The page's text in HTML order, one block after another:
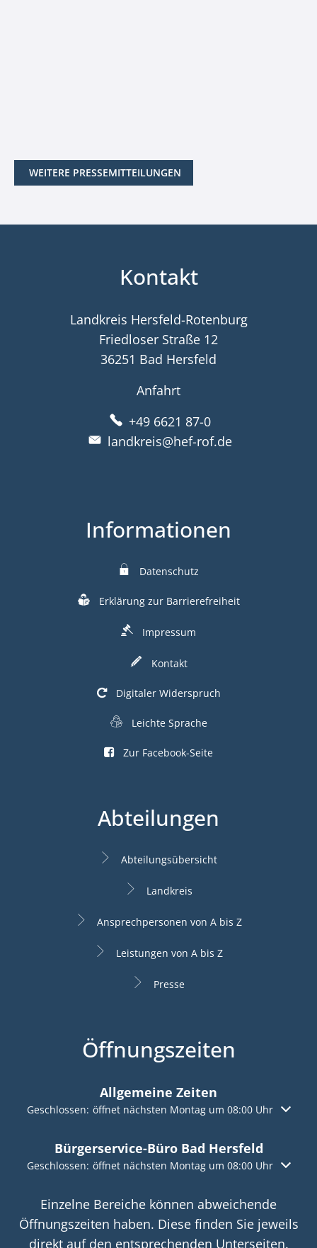
WEITERE PRESSEMITTEILUNGEN
Kontakt
Landkreis Hersfeld-Rotenburg
Friedloser Straße 12
36251 Bad Hersfeld
Anfahrt
+49 6621 87-0
landkreis@hef-rof.de
Informationen
Datenschutz
Erklärung zur Barrierefreiheit
Impressum
Kontakt
Digitaler Widerspruch
Leichte Sprache
Zur Facebook-Seite
Abteilungen
Abteilungsübersicht
Landkreis
Ansprechpersonen von A bis Z
Leistungen von A bis Z
Presse
Öffnungszeiten
Allgemeine Zeiten
Klicken, um weitere Öffnungs- oder Schließzeiten
Geschlossen: öffnet nächsten Montag um 08:00 Uhr
Bürgerservice-Büro Bad Hersfeld
Klicken, um weitere Öffnungs- oder Schließzeiten
Geschlossen: öffnet nächsten Montag um 08:00 Uhr
Einzelne Bereiche können abweichende
Öffnungszeiten haben. Diese finden Sie jeweils
direkt auf den entsprechenden Unterseiten.